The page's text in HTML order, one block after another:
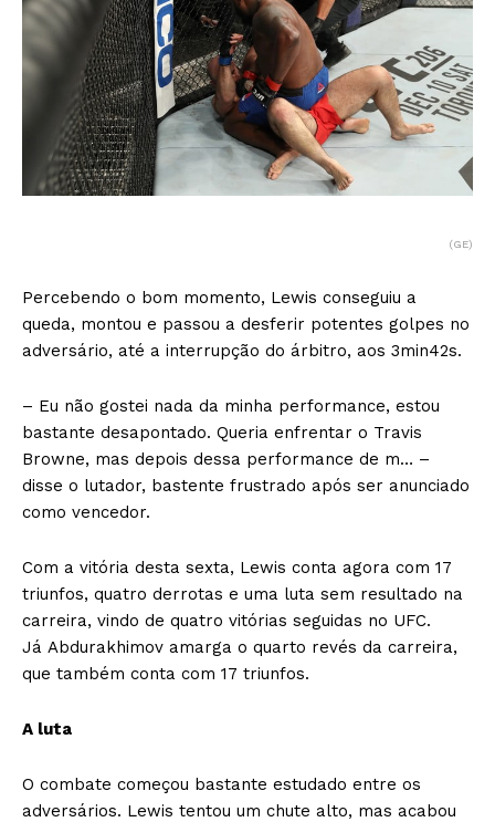
(GE)
Percebendo o bom momento, Lewis conseguiu a
queda, montou e passou a desferir potentes golpes no
adversário, até a interrupção do árbitro, aos 3min42s.
– Eu não gostei nada da minha performance, estou
bastante desapontado. Queria enfrentar o Travis
Browne, mas depois dessa performance de m… –
disse o lutador, bastente frustrado após ser anunciado
como vencedor.
Com a vitória desta sexta, Lewis conta agora com 17
triunfos, quatro derrotas e uma luta sem resultado na
carreira, vindo de quatro vitórias seguidas no UFC.
Já Abdurakhimov amarga o quarto revés da carreira,
que também conta com 17 triunfos.
A luta
O combate começou bastante estudado entre os
adversários. Lewis tentou um chute alto, mas acabou